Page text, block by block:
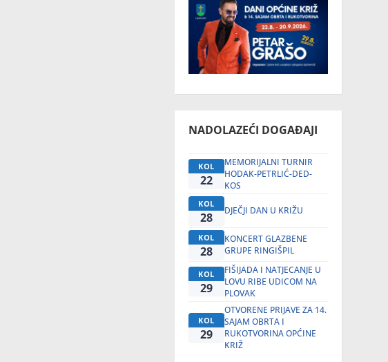
NADOLAZEĆI DOGAĐAJI
KOL
22
MEMORIJALNI TURNIR
HODAK-PETRLIĆ-DED-
KOS
KOL
28 DJEČJI DAN U KRIŽU
KOL
28
KONCERT GLAZBENE
GRUPE RINGIŠPIL
KOL
29
FIŠIJADA I NATJECANJE U
LOVU RIBE UDICOM NA
PLOVAK
KOL
29
OTVORENE PRIJAVE ZA 14.
SAJAM OBRTA I
RUKOTVORINA OPĆINE
KRIŽ